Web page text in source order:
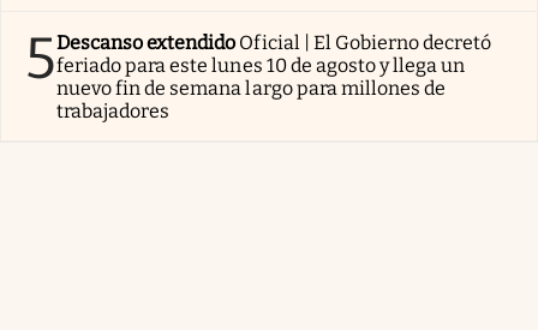
5Descanso extendido Oficial | El Gobierno decretó
feriado para este lunes 10 de agosto y llega un
nuevo fin de semana largo para millones de
trabajadores